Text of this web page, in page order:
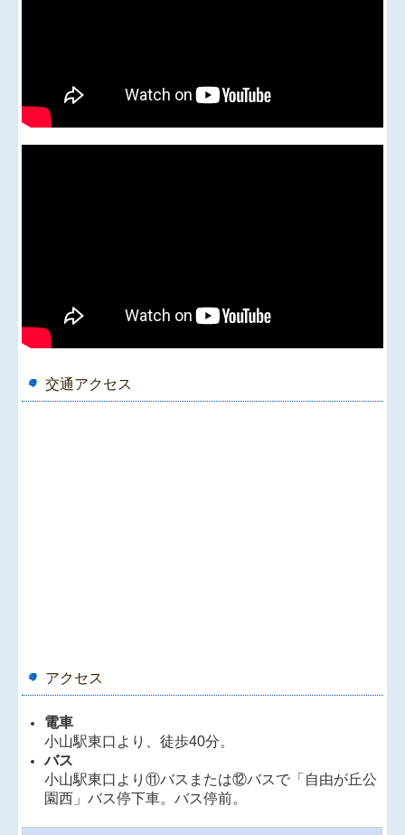
交通アクセス
アクセス
電車
小山駅東口より、徒歩40分。
バス
小山駅東口より⑪バスまたは⑫バスで「自由が丘公
園西」バス停下車。バス停前。